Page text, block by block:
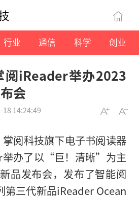
行业 通信 科学 创业
阅iReader举办2023
会
18 14:24:49
阅科技旗下电子书阅读器
举办了以“巨！清晰”为主
品发布会，发布了智能阅
第三代新品iReader Ocean